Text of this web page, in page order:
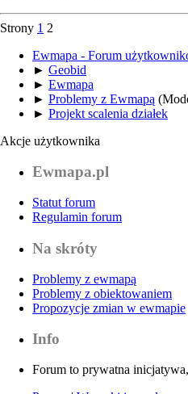
Strony 1 2
Ewmapa - Forum
► Geobid
► Ewmapa
► Problemy z Ewmapą
► Projekt scalenia działek
Akcje użytkownika
Ewmapa.pl
Statut forum
Regulamin forum
Na skróty
Problemy z ewmapą
Problemy z obiektowaniem
Propozycje zmian w ewmapie
Info
Forum to prywatna